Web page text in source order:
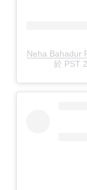
Neha Bahadur
於 PST